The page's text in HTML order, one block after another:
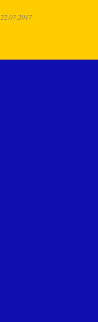
22.07.2017